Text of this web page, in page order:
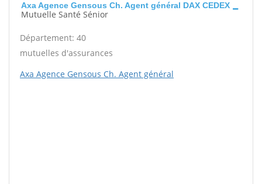
Axa Agence Gensous Ch. Agent général DAX CEDEX
Mutuelle Santé Sénior
Département: 40
mutuelles d'assurances
Axa Agence Gensous Ch. Agent général